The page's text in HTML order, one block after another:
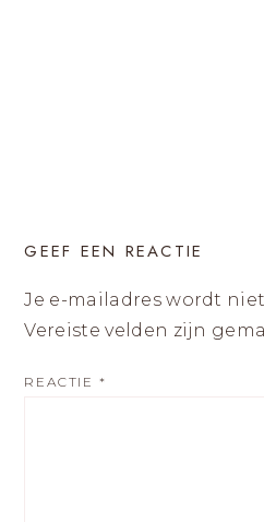
GEEF EEN REACTIE
Je e-mailadres wordt
Vereiste velden zijn
REACTIE *